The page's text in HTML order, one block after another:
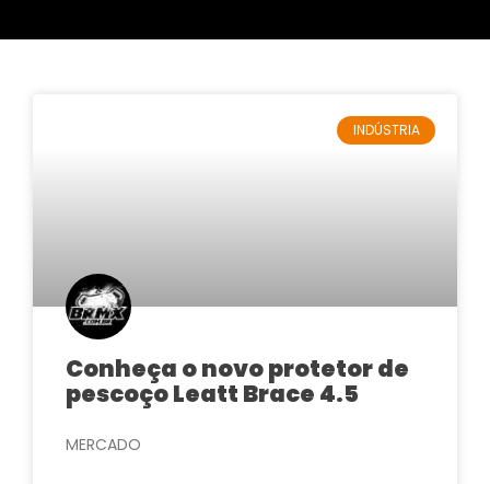
INDÚSTRIA
Conheça o novo protetor de
pescoço Leatt Brace 4.5
MERCADO